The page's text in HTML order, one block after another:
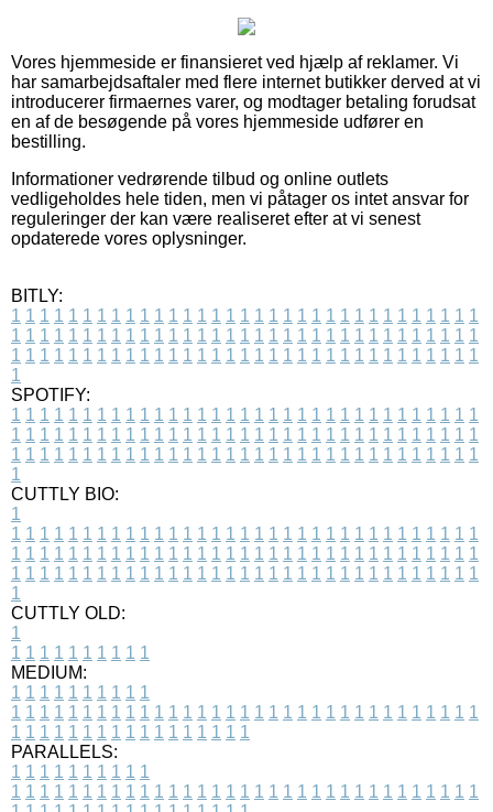
Vores hjemmeside er finansieret ved hjælp af reklamer. Vi
har samarbejdsaftaler med flere internet butikker derved at vi
introducerer firmaernes varer, og modtager betaling forudsat
en af de besøgende på vores hjemmeside udfører en
bestilling.
Informationer vedrørende tilbud og online outlets
vedligeholdes hele tiden, men vi påtager os intet ansvar for
reguleringer der kan være realiseret efter at vi senest
opdaterede vores oplysninger.
BITLY:
1 1 1 1 1 1 1 1 1 1 1 1 1 1 1 1 1 1 1 1 1 1 1 1 1 1 1 1 1 1 1 1 1
1 1 1 1 1 1 1 1 1 1 1 1 1 1 1 1 1 1 1 1 1 1 1 1 1 1 1 1 1 1 1 1 1
1 1 1 1 1 1 1 1 1 1 1 1 1 1 1 1 1 1 1 1 1 1 1 1 1 1 1 1 1 1 1 1 1
1
SPOTIFY:
1 1 1 1 1 1 1 1 1 1 1 1 1 1 1 1 1 1 1 1 1 1 1 1 1 1 1 1 1 1 1 1 1
1 1 1 1 1 1 1 1 1 1 1 1 1 1 1 1 1 1 1 1 1 1 1 1 1 1 1 1 1 1 1 1 1
1 1 1 1 1 1 1 1 1 1 1 1 1 1 1 1 1 1 1 1 1 1 1 1 1 1 1 1 1 1 1 1 1
1
CUTTLY BIO:
1
1 1 1 1 1 1 1 1 1 1 1 1 1 1 1 1 1 1 1 1 1 1 1 1 1 1 1 1 1 1 1 1 1
1 1 1 1 1 1 1 1 1 1 1 1 1 1 1 1 1 1 1 1 1 1 1 1 1 1 1 1 1 1 1 1 1
1 1 1 1 1 1 1 1 1 1 1 1 1 1 1 1 1 1 1 1 1 1 1 1 1 1 1 1 1 1 1 1 1
1
CUTTLY OLD:
1
1 1 1 1 1 1 1 1 1 1
MEDIUM:
1 1 1 1 1 1 1 1 1 1
1 1 1 1 1 1 1 1 1 1 1 1 1 1 1 1 1 1 1 1 1 1 1 1 1 1 1 1 1 1 1 1 1
1 1 1 1 1 1 1 1 1 1 1 1 1 1 1 1 1
PARALLELS:
1 1 1 1 1 1 1 1 1 1
1 1 1 1 1 1 1 1 1 1 1 1 1 1 1 1 1 1 1 1 1 1 1 1 1 1 1 1 1 1 1 1 1